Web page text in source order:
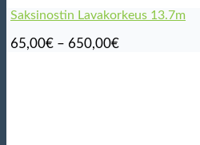
Saksinostin Lavakorkeus 13.7m
65,00€ – 650,00€Hintaluokka: